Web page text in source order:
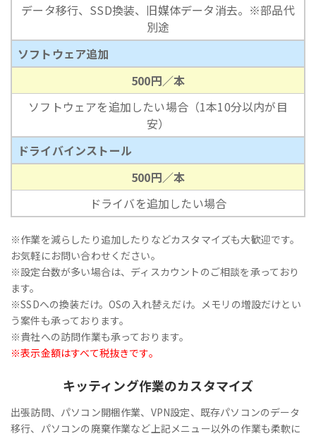
データ移行、SSD換装、旧媒体データ消去。※部品代
別途
ソフトウェア追加
500円／本
ソフトウェアを追加したい場合（1本10分以内が目
安）
ドライバインストール
500円／本
ドライバを追加したい場合
※作業を減らしたり追加したりなどカスタマイズも大歓迎です。
お気軽にお問い合わせください。
※設定台数が多い場合は、ディスカウントのご相談を承っており
ます。
※SSDへの換装だけ。OSの入れ替えだけ。メモリの増設だけとい
う案件も承っております。
※貴社への訪問作業も承っております。
※表示金額はすべて税抜きです。
キッティング作業のカスタマイズ
出張訪問、パソコン開梱作業、VPN設定、既存パソコンのデータ
移行、パソコンの廃棄作業など上記メニュー以外の作業も柔軟に